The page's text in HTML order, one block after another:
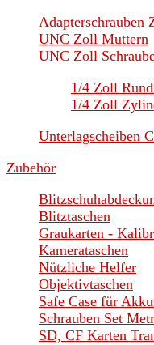
Adapterschrauben
UNC Zoll Muttern
UNC Zoll
1/4 Zoll
1/4 Zoll
Unterlagscheiben
Zubehör
Blitztaschen
Graukarten -
Kamerataschen
Nützliche Helfer
Objektivtaschen
Safe Case für
Schrauben Set
SD, CF Karten